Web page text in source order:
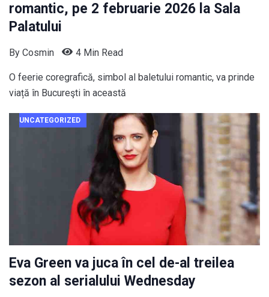
romantic, pe 2 februarie 2026 la Sala
Palatului
By Cosmin 4 Min Read
O feerie coregrafică, simbol al baletului romantic, va prinde
viață în Bucureşti în această
UNCATEGORIZED
Eva Green va juca în cel de-al treilea
sezon al serialului Wednesday